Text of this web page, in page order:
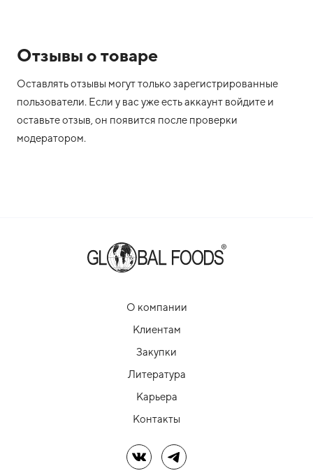
Отзывы о товаре
Оставлять отзывы могут только зарегистрированные
пользователи. Если у вас уже есть аккаунт войдите и
оставьте отзыв, он появится после проверки
модератором.
О компании
Клиентам
Закупки
Литература
Карьера
Контакты
Мы в ВКМы в Telegram